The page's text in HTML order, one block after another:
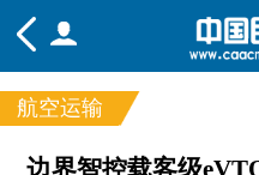
频道
航空运输
边界智控载客级